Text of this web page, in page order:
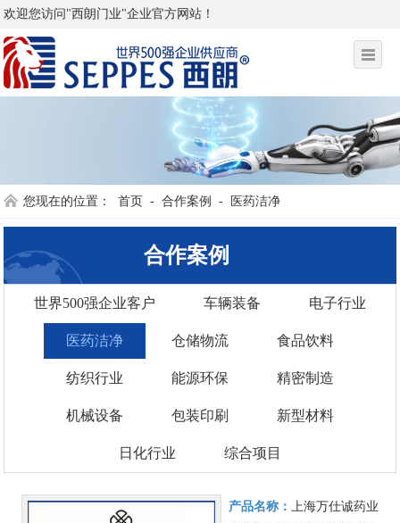
欢迎您访问"西朗门业"企业官方网站！
您现在的位置： 首页 - 合作案例 - 医药洁净
合作案例
世界500强企业客户 车辆装备 电子行业
医药洁净 仓储物流 食品饮料
纺织行业 能源环保 精密制造
机械设备 包装印刷 新型材料
日化行业 综合项目
产品名称：
上海万仕诚药业